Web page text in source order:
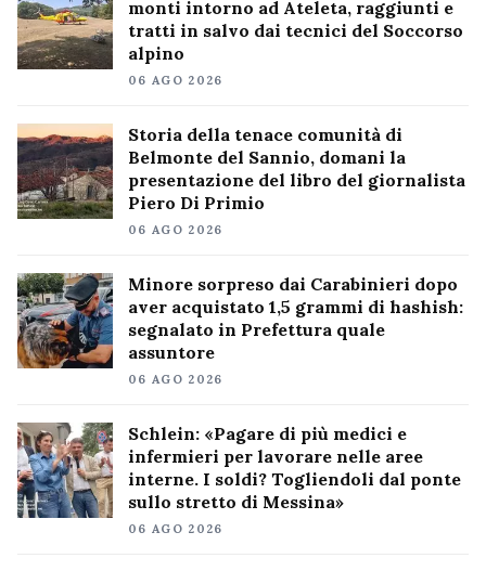
monti intorno ad Ateleta, raggiunti e
tratti in salvo dai tecnici del Soccorso
alpino
06 AGO 2026
Storia della tenace comunità di
Belmonte del Sannio, domani la
presentazione del libro del giornalista
Piero Di Primio
06 AGO 2026
Minore sorpreso dai Carabinieri dopo
aver acquistato 1,5 grammi di hashish:
segnalato in Prefettura quale
assuntore
06 AGO 2026
Schlein: «Pagare di più medici e
infermieri per lavorare nelle aree
interne. I soldi? Togliendoli dal ponte
sullo stretto di Messina»
06 AGO 2026